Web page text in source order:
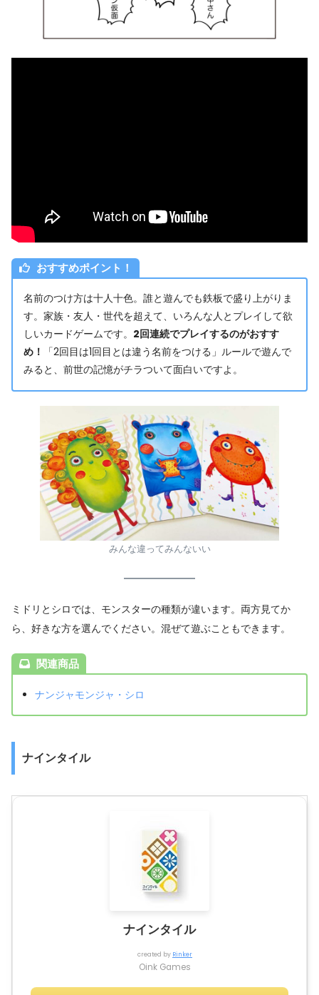
おすすめポイント！
名前のつけ方は十人十色。誰と遊んでも鉄板で盛り上がりま
す。家族・友人・世代を超えて、いろんな人とプレイして欲
しいカードゲームです。 2回連続でプレイするのがおすす
め！
「2回目は1回目とは違う名前をつける」ルールで遊んで
みると、前世の記憶がチラついて面白いですよ。
みんな違ってみんないい
ミドリとシロでは、モンスターの種類が違います。両方見てか
ら、好きな方を選んでください。混ぜて遊ぶこともできます。
関連商品
ナンジャモンジャ・シロ
ナインタイル
ナインタイル
created by Rinker
Oink Games